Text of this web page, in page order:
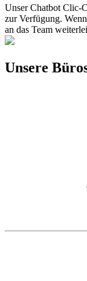
Unser Chatbot Clic-
zur Verfügung.
an das Team
Unsere